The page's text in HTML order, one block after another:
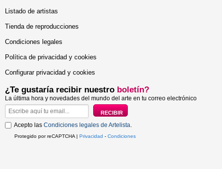
Listado de artistas
Tienda de reproducciones
Condiciones legales
Política de privacidad y cookies
Configurar privacidad y cookies
¿Te gustaría recibir nuestro boletín?
La última hora y novedades del mundo del arte en tu correo electrónico
Acepto las Condiciones legales de Artelista.
Protegido por reCAPTCHA | Privacidad - Condiciones